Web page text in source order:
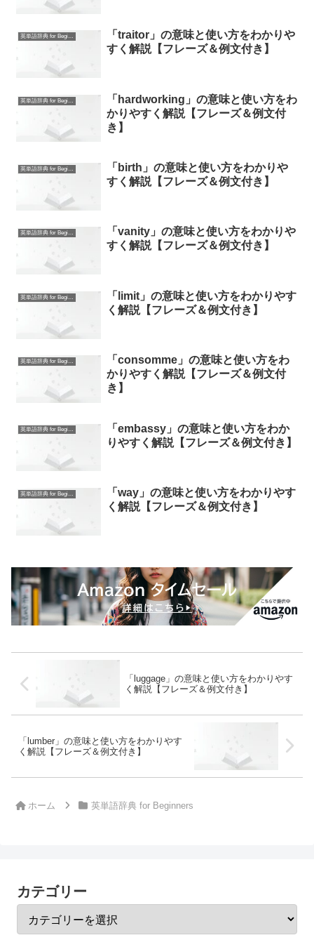
英単語辞典 for Beginners
「traitor」の意味と使い方をわかりや
すく解説【フレーズ＆例文付き】
英単語辞典 for Beginners
「hardworking」の意味と使い方をわ
かりやすく解説【フレーズ＆例文付
き】
英単語辞典 for Beginners
「birth」の意味と使い方をわかりや
すく解説【フレーズ＆例文付き】
英単語辞典 for Beginners
「vanity」の意味と使い方をわかりや
すく解説【フレーズ＆例文付き】
英単語辞典 for Beginners
「limit」の意味と使い方をわかりやす
く解説【フレーズ＆例文付き】
英単語辞典 for Beginners
「consomme」の意味と使い方をわ
かりやすく解説【フレーズ＆例文付
き】
英単語辞典 for Beginners
「embassy」の意味と使い方をわか
りやすく解説【フレーズ＆例文付き】
英単語辞典 for Beginners
「way」の意味と使い方をわかりやす
く解説【フレーズ＆例文付き】
「luggage」の意味と使い方をわかりやす
く解説【フレーズ＆例文付き】
「lumber」の意味と使い方をわかりやす
く解説【フレーズ＆例文付き】
ホーム 英単語辞典 for Beginners
カテゴリー